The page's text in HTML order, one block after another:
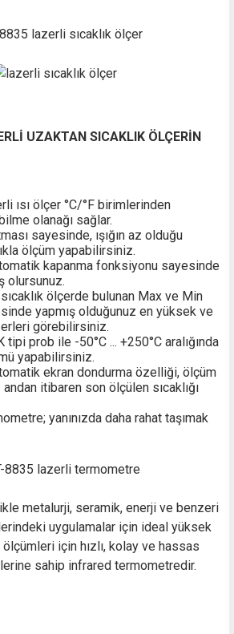
UZAKTAN SICAKLIK ÖLÇERİN
ısı ölçer °C/°F birimlerinden
olanağı sağlar.
sayesinde, ışığın az olduğu
ölçüm yapabilirsiniz.
kapanma fonksiyonu sayesinde
olursunuz.
ölçerde bulunan Max ve Min
yapmış olduğunuz en yüksek ve
görebilirsiniz.
tipi prob ile -50°C ... +250°C aralığında
yapabilirsiniz.
ekran dondurma özelliği, ölçüm
andan itibaren son ölçülen sıcaklığı
yanınızda daha rahat taşımak
metalurji, seramik, enerji ve benzeri
uygulamalar için ideal yüksek
ölçümleri için hızlı, kolay ve hassas
sahip infrared termometredir.